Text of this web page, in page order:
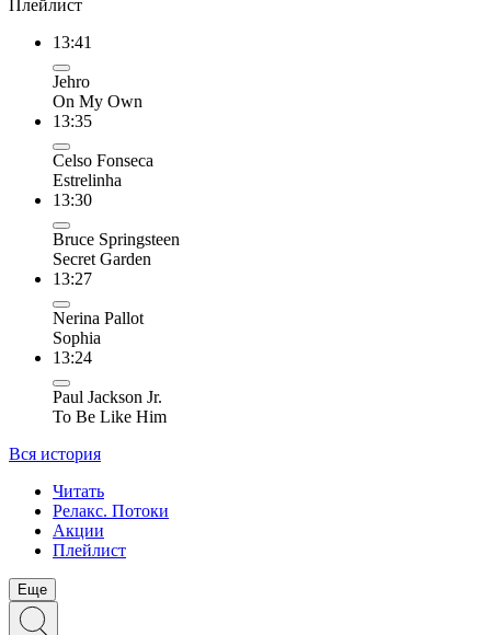
Плейлист
13:41
Jehro
On My Own
13:35
Celso Fonseca
Estrelinha
13:30
Bruce Springsteen
Secret Garden
13:27
Nerina Pallot
Sophia
13:24
Paul Jackson Jr.
To Be Like Him
Вся история
Читать
Релакс. Потоки
Акции
Плейлист
Еще